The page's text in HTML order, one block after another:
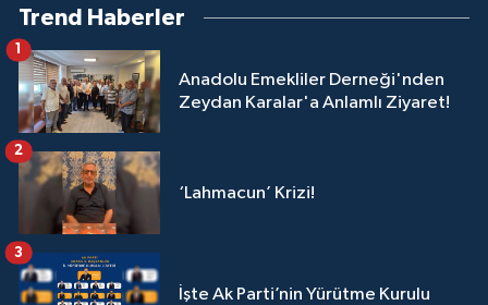
Trend Haberler
Anadolu Emekliler Derneği'nden
Zeydan Karalar'a Anlamlı Ziyaret!
1
‘Lahmacun’ Krizi!
2
İşte Ak Parti’nin Yürütme Kurulu
3